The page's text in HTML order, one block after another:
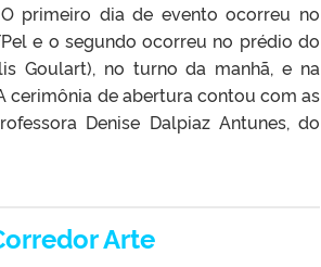
primeiro dia de evento ocorreu no
e o segundo ocorreu no prédio do
Goulart), no turno da manhã, e na
cerimônia de abertura contou com as
Denise Dalpiaz Antunes, do
Arte